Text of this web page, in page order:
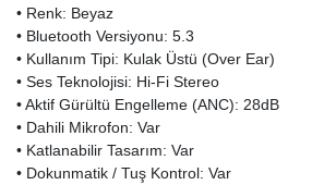
• Renk: Beyaz
• Bluetooth Versiyonu: 5.3
• Kullanım Tipi: Kulak Üstü (Over Ear)
• Ses Teknolojisi: Hi-Fi Stereo
• Aktif Gürültü Engelleme (ANC): 28dB
• Dahili Mikrofon: Var
• Katlanabilir Tasarım: Var
• Dokunmatik / Tuş Kontrol: Var